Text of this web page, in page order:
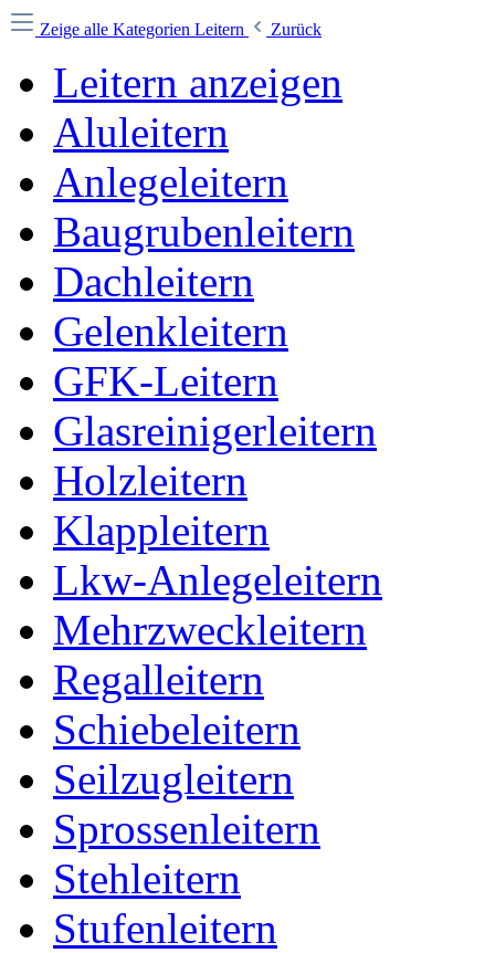
Zeige alle Kategorien Leitern Zurück
Leitern anzeigen
Aluleitern
Anlegeleitern
Baugrubenleitern
Dachleitern
Gelenkleitern
GFK-Leitern
Glasreinigerleitern
Holzleitern
Klappleitern
Lkw-Anlegeleitern
Mehrzweckleitern
Regalleitern
Schiebeleitern
Seilzugleitern
Sprossenleitern
Stehleitern
Stufenleitern